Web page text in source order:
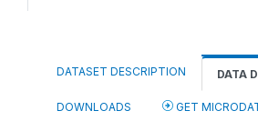
DATASET DESCRIPTION DATA
DOWNLOADS GET